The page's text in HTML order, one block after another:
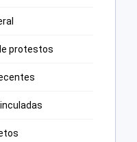
protestos